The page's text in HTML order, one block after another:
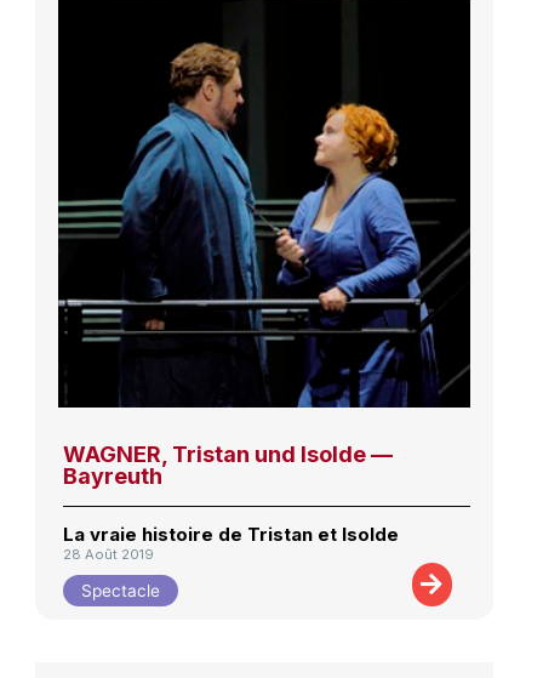
WAGNER, Tristan und Isolde —
Bayreuth
La vraie histoire de Tristan et Isolde
28 Août 2019
Spectacle